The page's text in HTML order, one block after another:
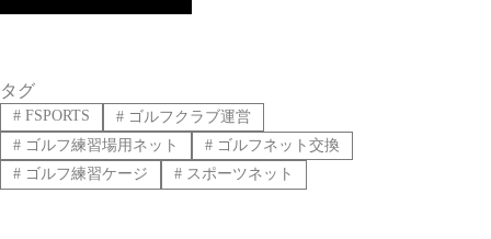
タグ
#FSPORTS #ゴルフクラブ運営
#ゴルフ練習場用ネット #ゴルフネット交換
#ゴルフ練習ケージ #スポーツネット